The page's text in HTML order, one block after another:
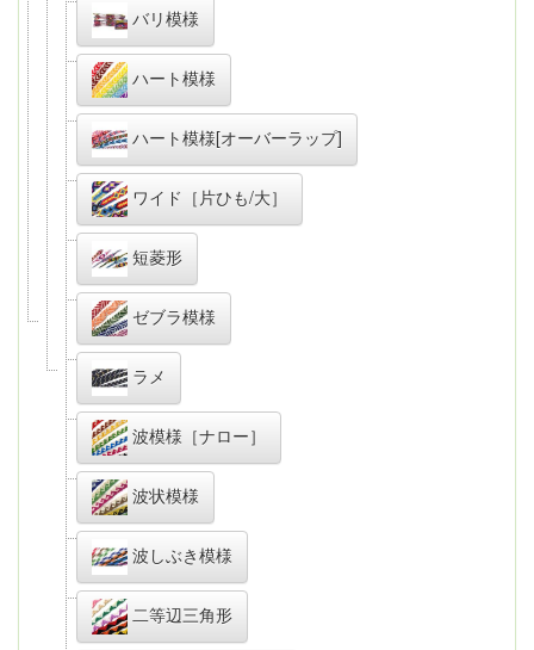
バリ模様
ハート模様
ハート模様[オーバーラップ]
ワイド［片ひも/大］
短菱形
ゼブラ模様
ラメ
波模様［ナロー］
波状模様
波しぶき模様
二等辺三角形